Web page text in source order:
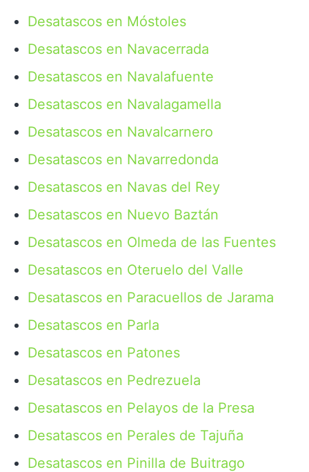
Desatascos en Móstoles
Desatascos en Navacerrada
Desatascos en Navalafuente
Desatascos en Navalagamella
Desatascos en Navalcarnero
Desatascos en Navarredonda
Desatascos en Navas del Rey
Desatascos en Nuevo Baztán
Desatascos en Olmeda de las Fuentes
Desatascos en Oteruelo del Valle
Desatascos en Paracuellos de Jarama
Desatascos en Parla
Desatascos en Patones
Desatascos en Pedrezuela
Desatascos en Pelayos de la Presa
Desatascos en Perales de Tajuña
Desatascos en Pinilla de Buitrago